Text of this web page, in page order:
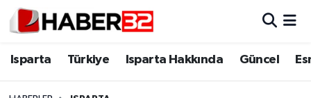
Isparta Türkiye Isparta Hakkında Güncel
Isparta
Isparta Nöbetçi Eczaneler